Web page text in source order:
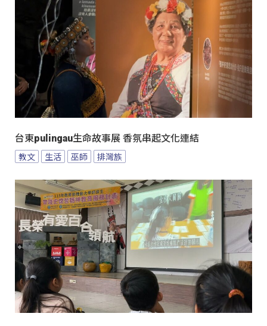
台東pulingau生命故事展 香氛串起文化連結
教文 生活 巫師 排灣族